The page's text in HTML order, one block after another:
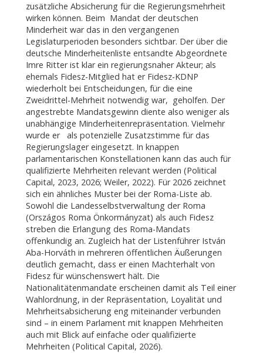
zusätzliche Absicherung für die Regierungsmehrheit
wirken können. Beim Mandat der deutschen
Minderheit war das in den vergangenen
Legislaturperioden besonders sichtbar. Der über die
deutsche Minderheitenliste entsandte Abgeordnete
Imre Ritter ist klar ein regierungsnaher Akteur; als
ehemals Fidesz-Mitglied hat er Fidesz-KDNP
wiederholt bei Entscheidungen, für die eine
Zweidrittel-Mehrheit notwendig war, geholfen. Der
angestrebte Mandatsgewinn diente also weniger als
unabhängige Minderheitenrepräsentation. Vielmehr
wurde er als potenzielle Zusatzstimme für das
Regierungslager eingesetzt. In knappen
parlamentarischen Konstellationen kann das auch für
qualifizierte Mehrheiten relevant werden (Political
Capital, 2023, 2026; Weiler, 2022). Für 2026 zeichnet
sich ein ähnliches Muster bei der Roma-Liste ab.
Sowohl die Landesselbstverwaltung der Roma
(Országos Roma Önkormányzat) als auch Fidesz
streben die Erlangung des Roma-Mandats
offenkundig an. Zugleich hat der Listenführer István
Aba-Horváth in mehreren öffentlichen Äußerungen
deutlich gemacht, dass er einen Machterhalt von
Fidesz für wünschenswert hält. Die
Nationalitätenmandate erscheinen damit als Teil einer
Wahlordnung, in der Repräsentation, Loyalität und
Mehrheitsabsicherung eng miteinander verbunden
sind – in einem Parlament mit knappen Mehrheiten
auch mit Blick auf einfache oder qualifizierte
Mehrheiten (Political Capital, 2026).